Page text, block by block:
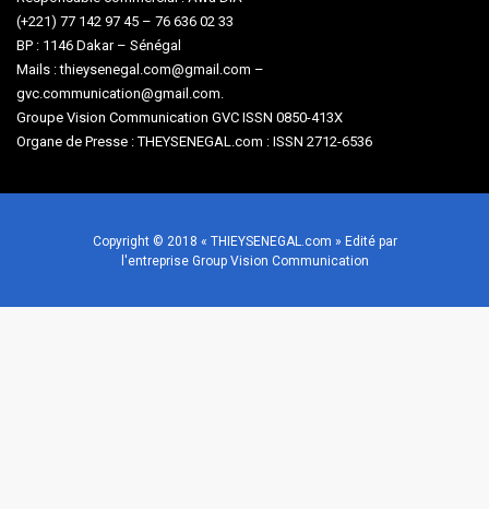
(+221) 77 142 97 45 – 76 636 02 33
BP : 1146 Dakar – Sénégal
Mails : thieysenegal.com@gmail.com –
gvc.communication@gmail.com.
Groupe Vision Communication GVC ISSN 0850-413X
Organe de Presse : THEYSENEGAL.com : ISSN 2712-6536
Copyright © 2018 « THIEYSENEGAL.com » Edité par
l'entreprise Group Vision Communication